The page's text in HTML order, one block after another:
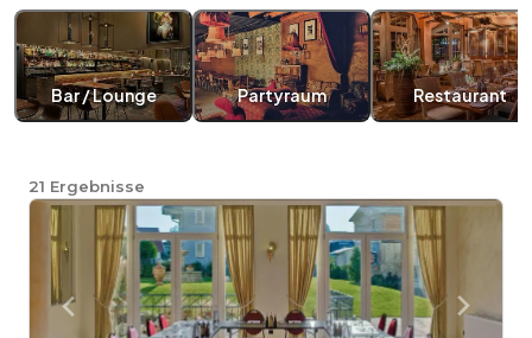
Bar / Lounge Partyraum Restaurant
21 Ergebnisse